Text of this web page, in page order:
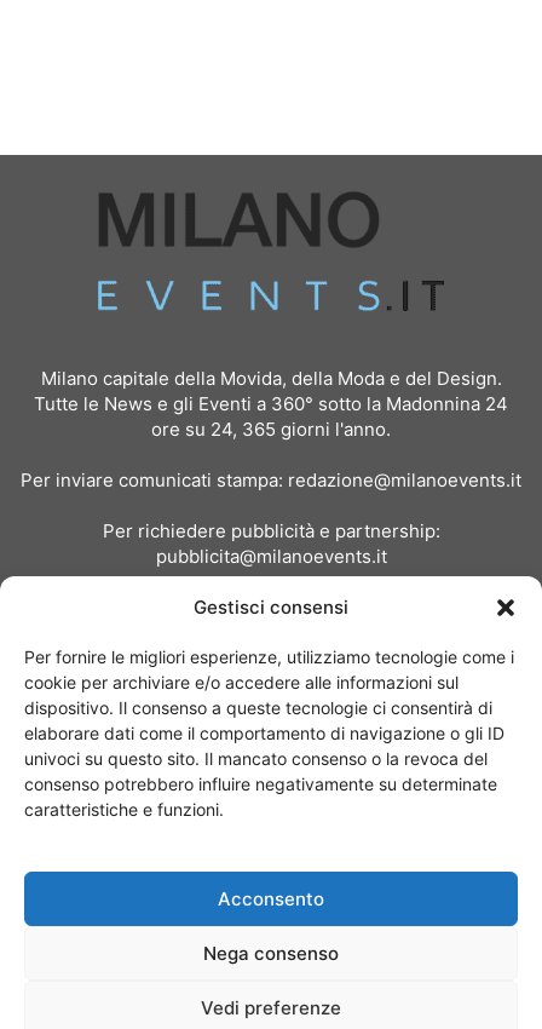
Gestisci consensi
Per fornire le migliori esperienze, utilizziamo tecnologie come i
cookie per archiviare e/o accedere alle informazioni sul
dispositivo. Il consenso a queste tecnologie ci consentirà di
elaborare dati come il comportamento di navigazione o gli ID
univoci su questo sito. Il mancato consenso o la revoca del
consenso potrebbero influire negativamente su determinate
caratteristiche e funzioni.
Acconsento
Nega consenso
Vedi preferenze
Milano capitale della Movida, della Moda e del Design.
Tutte le News e gli Eventi a 360° sotto la Madonnina 24
ore su 24, 365 giorni l'anno.
Per inviare comunicati stampa: redazione@milanoevents.it
Per richiedere pubblicità e partnership:
pubblicita@milanoevents.it
Chi siamo I Nostri Clienti
© Copyright 2017 - MilanoEvents.it© managed by